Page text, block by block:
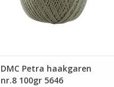
DMC Petra haakgaren
nr.8 100gr 5646